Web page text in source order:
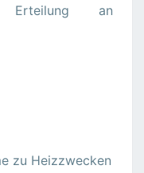
Erteilung an
zu Heizzwecken